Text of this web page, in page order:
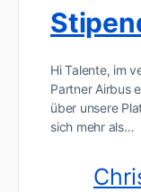
Hi Talente, im
Partner Airbus
über unsere
sich mehr als…